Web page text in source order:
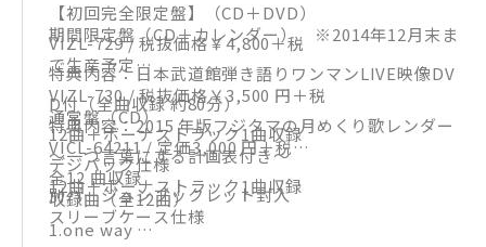
【初回完全限定盤】（CD＋DVD）
VIZL-729 / 税抜価格￥4,800＋税
特典内容：日本武道館弾き語りワンマンLIVE映像DV
D付（全曲収録 約80分）
12曲＋ボーナストラック1曲収録
デジパック仕様
別バージョンブックレット封入
期間限定盤（CD＋カレンダー） ※2014年12月末ま
で生産予定
VIZL-730 / 税抜価格￥3,500 円＋税
特典内容：2015 年版フジタマの月めくり歌レンダー
～一つ言葉にする計画表付き～
12曲＋ボーナストラック1曲収録
スリーブケース仕様
通常盤（CD）
VICL-64211 / 定価3,000 円＋税
全12 曲収録
収録曲（全12曲）
1.one way